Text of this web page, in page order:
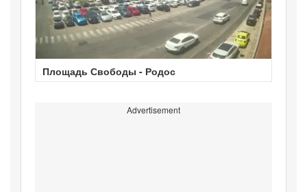
Площадь Свободы - Родос
Advertisement